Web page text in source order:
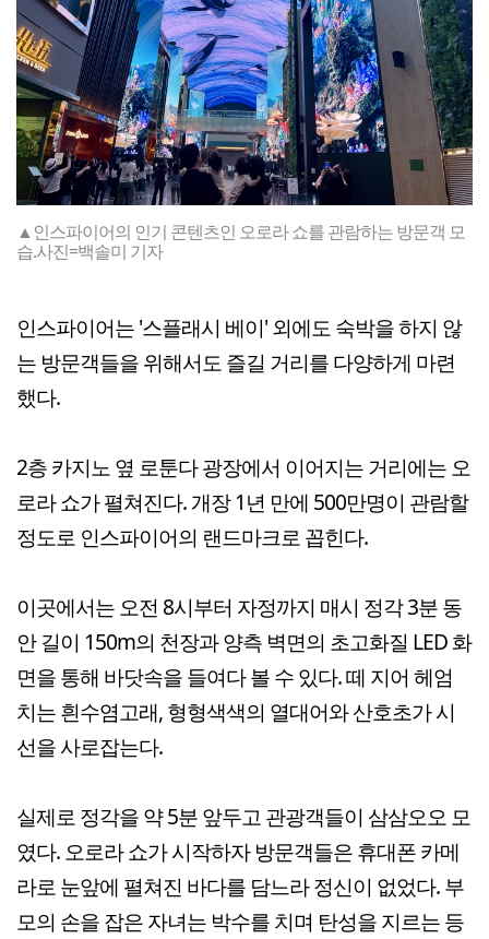
▲인스파이어의 인기 콘텐츠인 오로라 쇼를 관람하는 방문객 모
습.사진=백솔미 기자
인스파이어는 '스플래시 베이' 외에도 숙박을 하지 않
는 방문객들을 위해서도 즐길 거리를 다양하게 마련
했다.
2층 카지노 옆 로툰다 광장에서 이어지는 거리에는 오
로라 쇼가 펼쳐진다. 개장 1년 만에 500만명이 관람할
정도로 인스파이어의 랜드마크로 꼽힌다.
이곳에서는 오전 8시부터 자정까지 매시 정각 3분 동
안 길이 150m의 천장과 양측 벽면의 초고화질 LED 화
면을 통해 바닷속을 들여다 볼 수 있다. 떼 지어 헤엄
치는 흰수염고래, 형형색색의 열대어와 산호초가 시
선을 사로잡는다.
실제로 정각을 약 5분 앞두고 관광객들이 삼삼오오 모
였다. 오로라 쇼가 시작하자 방문객들은 휴대폰 카메
라로 눈앞에 펼쳐진 바다를 담느라 정신이 없었다. 부
모의 손을 잡은 자녀는 박수를 치며 탄성을 지르는 등